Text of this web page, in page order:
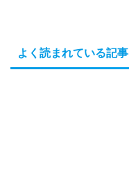
よく読まれている記事